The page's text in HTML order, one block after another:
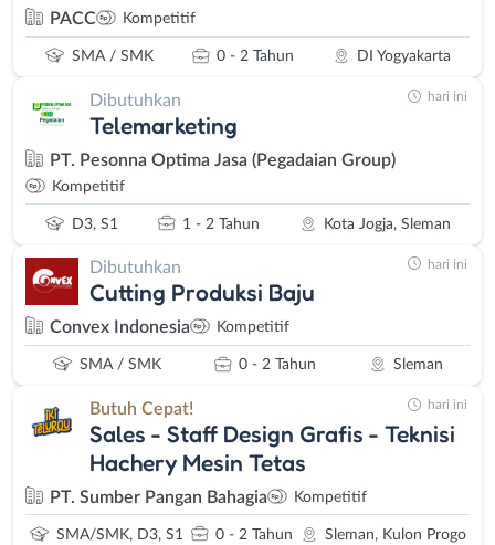
PACC Kompetitif
SMA / SMK 0 - 2 Tahun DI Yogyakarta
Dibutuhkan
Telemarketing
PT. Pesonna Optima Jasa (Pegadaian Group)
Kompetitif
D3, S1 1 - 2 Tahun Kota Jogja, Sleman
hari ini
Dibutuhkan
Cutting Produksi Baju
Convex Indonesia Kompetitif
SMA / SMK 0 - 2 Tahun Sleman
hari ini
Butuh Cepat!
Sales - Staff Design Grafis - Teknisi
Hachery Mesin Tetas
PT. Sumber Pangan Bahagia Kompetitif
SMA/SMK, D3, S1 0 - 2 Tahun Sleman, Kulon Progo
hari ini